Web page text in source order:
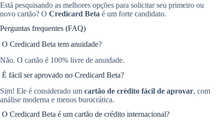
Está pesquisando as melhores opções para solicitar seu primeiro ou
novo cartão? O Credicard Beta é um forte candidato.
Perguntas frequentes (FAQ)
O Credicard Beta tem anuidade?
Não. O cartão é 100% livre de anuidade.
É fácil ser aprovado no Credicard Beta?
Sim! Ele é considerado um cartão de crédito fácil de aprovar, com
análise moderna e menos burocrática.
O Credicard Beta é um cartão de crédito internacional?